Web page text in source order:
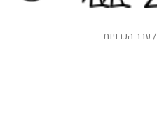
/ ערב הכרויות